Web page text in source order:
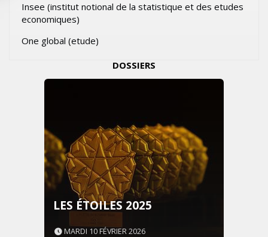
Insee (institut notional de la statistique et des etudes
economiques)
One global (etude)
DOSSIERS
LES ÉTOILES 2025
MARDI 10 FÉVRIER 2026